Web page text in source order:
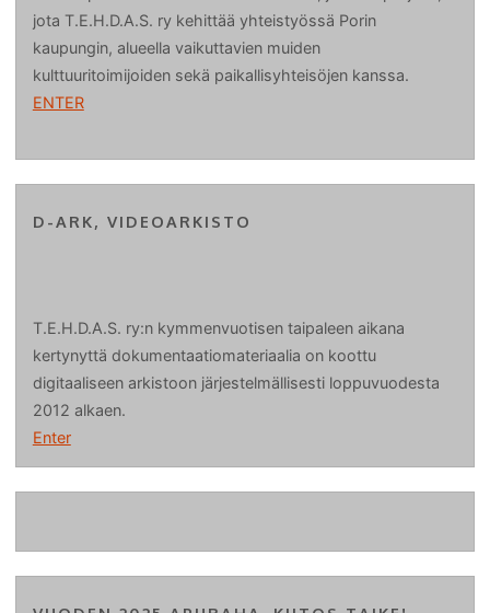
jota T.E.H.D.A.S. ry kehittää yhteistyössä Porin
kaupungin, alueella vaikuttavien muiden
kulttuuritoimijoiden sekä paikallisyhteisöjen kanssa.
ENTER
D-ARK, VIDEOARKISTO
T.E.H.D.A.S. ry:n kymmenvuotisen taipaleen aikana
kertynyttä dokumentaatiomateriaalia on koottu
digitaaliseen arkistoon järjestelmällisesti loppuvuodesta
2012 alkaen.
Enter